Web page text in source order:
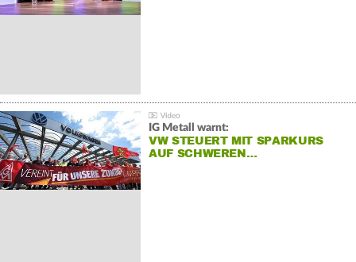
IG Metall warnt:
VW STEUERT MIT SPARKURS
AUF SCHWEREN…